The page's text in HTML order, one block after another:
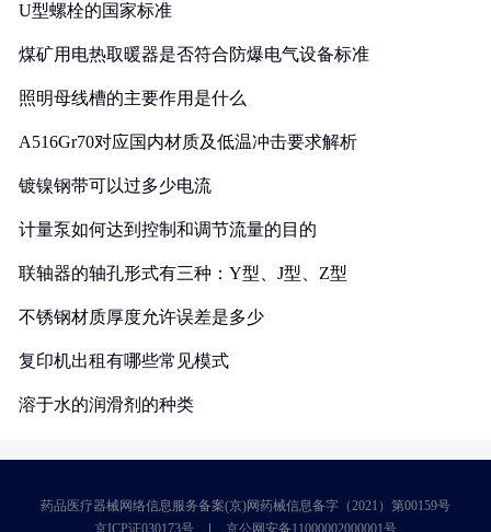
U型螺栓的国家标准
煤矿用电热取暖器是否符合防爆电气设备标准
照明母线槽的主要作用是什么
A516Gr70对应国内材质及低温冲击要求解析
镀镍钢带可以过多少电流
计量泵如何达到控制和调节流量的目的
联轴器的轴孔形式有三种：Y型、J型、Z型
不锈钢材质厚度允许误差是多少
复印机出租有哪些常见模式
溶于水的润滑剂的种类
药品医疗器械网络信息服务备案(京)网药械信息备字（2021）第00159号
京ICP证030173号
京公网安备11000002000001号